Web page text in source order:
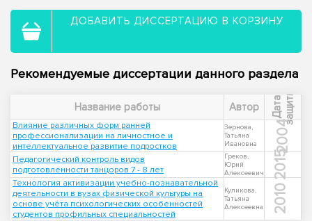
ДОБАВИТЬ ДИССЕРТАЦИЮ В КОРЗИНУ
Рекомендуемые диссертации данного раздела
Название работы Автор Д
а
т
а
з
а
щ
и
т ы
Влияние различных форм ранней
профессионализации на личностное и
интеллектуальное развитие подростков
Зернова,
Татьяна
Ивановна
2004
Педагогический контроль видов
подготовленности танцоров 7 - 8 лет
Греков,
Юрий
Алексеевич
2015
Технология активизации учебно-познавательной
деятельности в вузах физической культуры на
основе учёта психологических особенностей
студентов профильных специальностей
Куликова,
Татьяна
Алексеевна
2010